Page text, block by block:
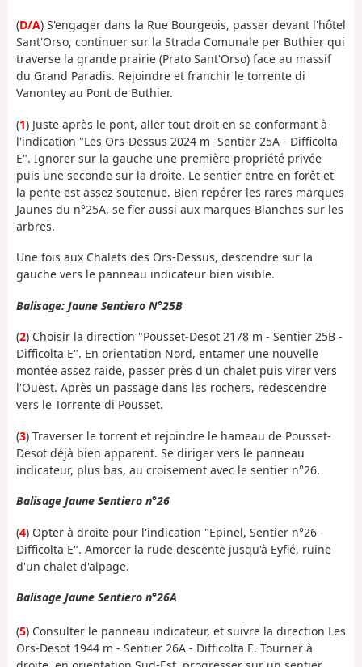
(D/A) S'engager dans la Rue Bourgeois, passer devant l'hôtel
Sant'Orso, continuer sur la Strada Comunale per Buthier qui
traverse la grande prairie (Prato Sant'Orso) face au massif
du Grand Paradis. Rejoindre et franchir le torrente di
Vanontey au Pont de Buthier.
(1) Juste après le pont, aller tout droit en se conformant à
l'indication "Les Ors-Dessus 2024 m -Sentier 25A - Difficolta
E". Ignorer sur la gauche une première propriété privée
puis une seconde sur la droite. Le sentier entre en forêt et
la pente est assez soutenue. Bien repérer les rares marques
Jaunes du n°25A, se fier aussi aux marques Blanches sur les
arbres.
Une fois aux Chalets des Ors-Dessus, descendre sur la
gauche vers le panneau indicateur bien visible.
Balisage: Jaune Sentiero N°25B
(2) Choisir la direction "Pousset-Desot 2178 m - Sentier 25B -
Difficolta E". En orientation Nord, entamer une nouvelle
montée assez raide, passer près d'un chalet puis virer vers
l'Ouest. Après un passage dans les rochers, redescendre
vers le Torrente di Pousset.
(3) Traverser le torrent et rejoindre le hameau de Pousset-
Desot déjà bien apparent. Se diriger vers le panneau
indicateur, plus bas, au croisement avec le sentier n°26.
Balisage Jaune Sentiero n°26
(4) Opter à droite pour l'indication "Epinel, Sentier n°26 -
Difficolta E". Amorcer la rude descente jusqu'à Eyfié, ruine
d'un chalet d'alpage.
Balisage Jaune Sentiero n°26A
(5) Consulter le panneau indicateur, et suivre la direction Les
Ors-Desot 1944 m - Sentier 26A - Difficolta E. Tourner à